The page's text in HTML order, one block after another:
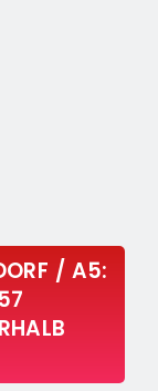
/ A5:
V